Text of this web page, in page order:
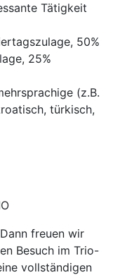
Tätigkeit
50%
25%
(z.B.
türkisch,
freuen wir
Besuch im Trio-
vollständigen